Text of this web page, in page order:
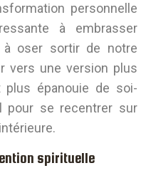
personnelle
à embrasser
à oser sortir de notre
vers une version plus
plus épanouie de soi-
pour se recentrer sur
spirituelle